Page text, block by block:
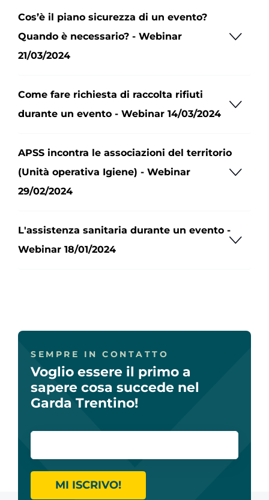
Cos’è il piano sicurezza di un evento?
Quando è necessario? - Webinar
21/03/2024
Come fare richiesta di raccolta rifiuti
durante un evento - Webinar 14/03/2024
APSS incontra le associazioni del territorio
(Unità operativa Igiene) - Webinar
29/02/2024
L'assistenza sanitaria durante un evento -
Webinar 18/01/2024
SEMPRE IN CONTATTO
Voglio essere il primo a
sapere cosa succede nel
Garda Trentino!
MI ISCRIVO!